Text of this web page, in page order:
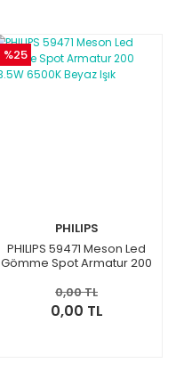
%25
PHILIPS
PHILIPS 59471 Meson Led
Gömme Spot Armatur 200
0,00 TL
0,00 TL